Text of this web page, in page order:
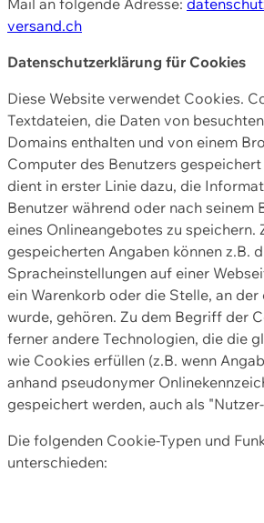
versand.ch
Datenschutzerklärung für Cookies
Diese Website verwendet Cookies.
Textdateien, die Daten von
Domains enthalten und von einem
Computer des Benutzers
dient in erster Linie dazu, die
Benutzer während oder nach seinem
eines Onlineangebotes zu speichern.
gespeicherten Angaben können z.B.
Spracheinstellungen auf einer
ein Warenkorb oder die Stelle, an
wurde, gehören. Zu dem Begriff der
ferner andere Technologien, die die
wie Cookies erfüllen (z.B. wenn
anhand pseudonymer
gespeichert werden, auch als
Die folgenden Cookie-Typen und
unterschieden: